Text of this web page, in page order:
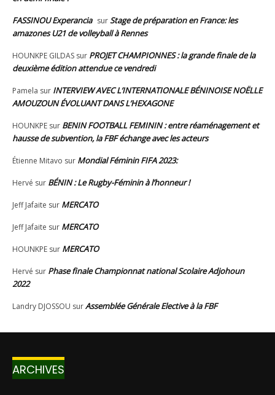
ARCHIVES